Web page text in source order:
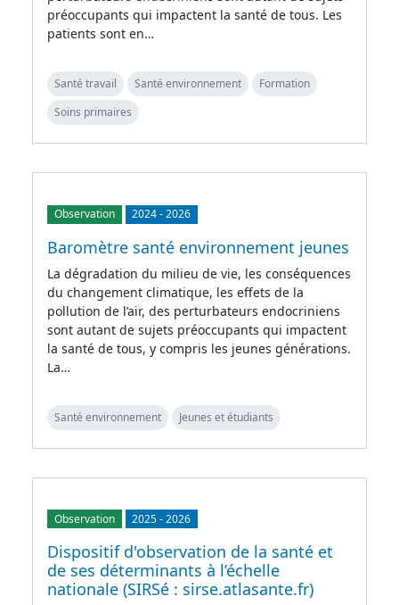
préoccupants qui impactent la santé de tous. Les
patients sont en…
Santé travail Santé environnement
Formation
Soins primaires
Observation 2024-2026
Baromètre santé environnement jeunes
La dégradation du milieu de vie, les conséquences
du changement climatique, les effets de la
pollution de l’air, des perturbateurs endocriniens
sont autant de sujets préoccupants qui impactent
la santé de tous, y compris les jeunes générations.
La…
Santé environnement Jeunes et étudiants
Observation 2025-2026
Dispositif d'observation de la santé et
de ses déterminants à l’échelle
nationale (SIRSé : sirse.atlasante.fr)